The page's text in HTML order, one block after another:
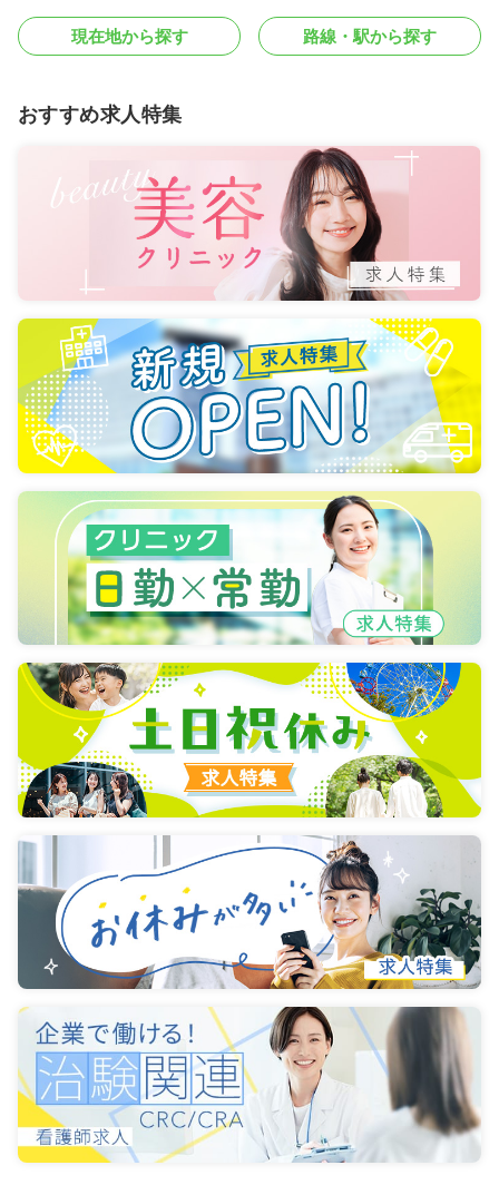
現在地から探す 路線・駅から探す
おすすめ求人特集